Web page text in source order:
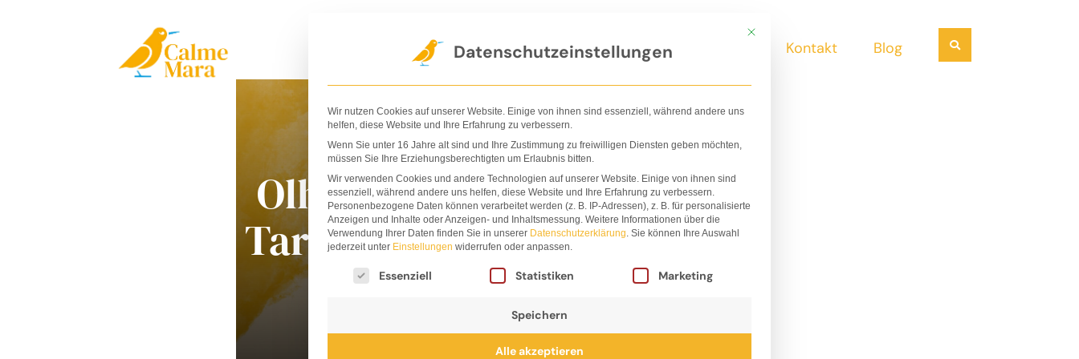
Der Verlag Shop Nachhaltigkeit Kontakt Blog Suchen
Olha
Taran
Mit diesem Button wird der Dialog geschlossen. Seine Funktionalität ist
Datenschutzeinstellungen
Wir nutzen Cookies auf unserer Website. Einige von ihnen sind essenziell, während andere uns
helfen, diese Website und Ihre Erfahrung zu verbessern.
Wenn Sie unter 16 Jahre alt sind und Ihre Zustimmung zu freiwilligen Diensten geben möchten,
müssen Sie Ihre Erziehungsberechtigten um Erlaubnis bitten.
Wir verwenden Cookies und andere Technologien auf unserer Website. Einige von ihnen sind
essenziell, während andere uns helfen, diese Website und Ihre Erfahrung zu verbessern.
Personenbezogene Daten können verarbeitet werden (z. B. IP-Adressen), z. B. für personalisierte
Anzeigen und Inhalte oder Anzeigen- und Inhaltsmessung. Weitere Informationen über die
Verwendung Ihrer Daten finden Sie in unserer Datenschutzerklärung. Sie können Ihre Auswahl
jederzeit unter Einstellungen widerrufen oder anpassen.
Es folgt eine Liste der Service-Gruppen, für die eine Einwilligung erteilt werden kann. Die erste Service-Gruppe
Essenziell Statistiken Marketing
Speichern
Alle akzeptieren